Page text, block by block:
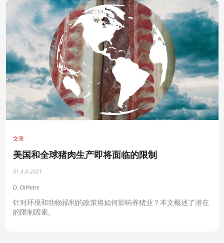
文章
美国和全球猪肉生产即将面临的限制
01-9月-2021
D. DiPietre
针对环境和动物福利的政策将如何影响养猪业？本文概述了潜在
的限制因素。